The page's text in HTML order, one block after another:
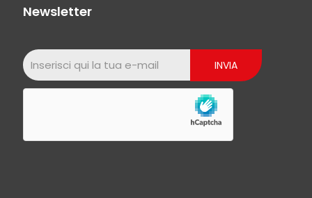
Newsletter